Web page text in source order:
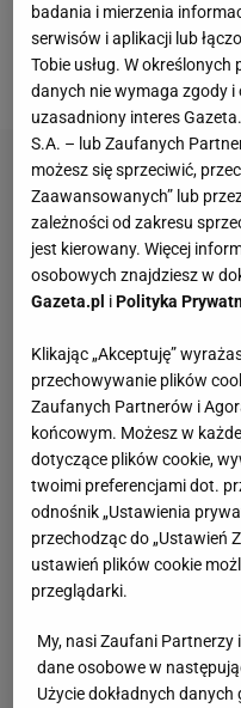
podniesie poziom gry
młodszych
Romańczuk, dyrektor
badania i mierzenia
serwisów i aplikacji lub
Tobie usług. W
danych nie wymaga zgody
uzasadniony interes
S.A. – lub Zaufanych
możesz się sprzeciwić,
Zaawansowanych” lub
zależności od zakresu
jest kierowany. Więcej
osobowych znajdziesz w
Gazeta.pl iPolityka
Klikając „Akceptuję”
przechowywanie plików
Zaufanych Partnerów i
końcowym. Możesz w
dotyczące plików cookie,
twoimi preferencjami dot.
odnośnik „Ustawienia
przechodząc do „Ustawień
ustawień plików cookie
przeglądarki.
My, nasi Zaufani
dane osobowe w
Użycie dokładnych